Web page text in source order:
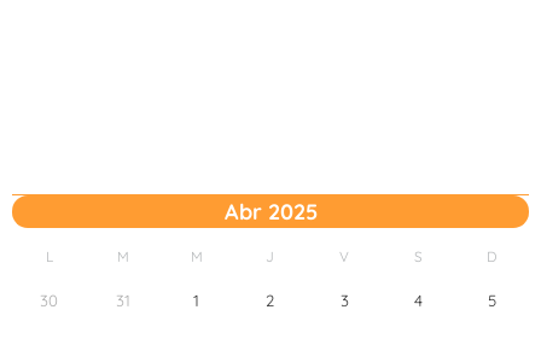
Abr 2025
L M M J V S D
30 31 1 2 3 4 5